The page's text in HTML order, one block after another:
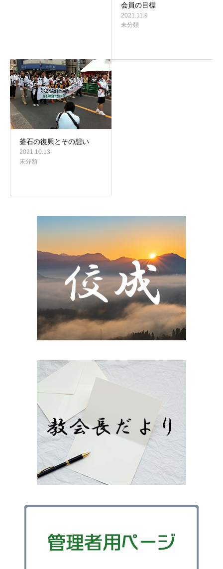
会員の目標
2021.11.9
未分類
釜石の復興とその想い
2021.10.13
未分類